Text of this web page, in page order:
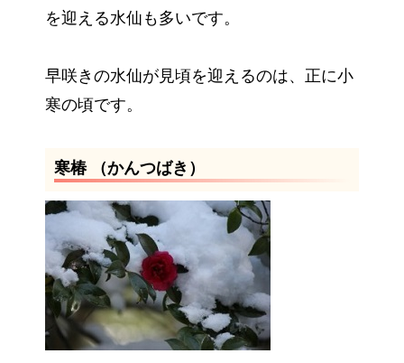
を迎える水仙も多いです。
早咲きの水仙が見頃を迎えるのは、正に小
寒の頃です。
寒椿 （かんつばき）